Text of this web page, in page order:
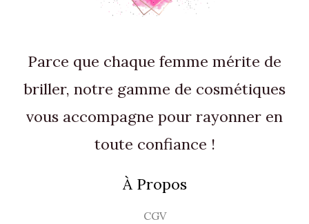
Parce que chaque femme mérite de
briller, notre gamme de cosmétiques
vous accompagne pour rayonner en
toute confiance !
À Propos
CGV